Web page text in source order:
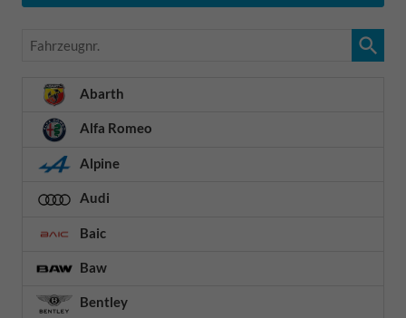
Fahrzeugnr.
Abarth
Alfa Romeo
Alpine
Audi
Baic
Baw
Bentley